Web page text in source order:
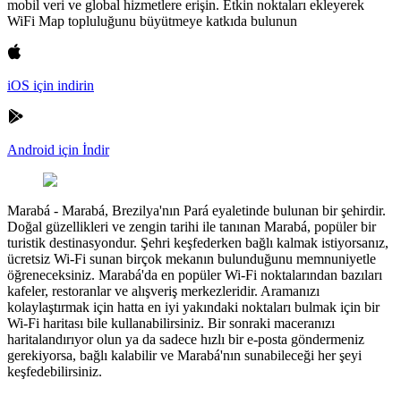
mobil veri ve global hizmetlere erişin. Etkin noktaları ekleyerek
WiFi Map topluluğunu büyütmeye katkıda bulunun
iOS için indirin
Android için İndir
Marabá - Marabá, Brezilya'nın Pará eyaletinde bulunan bir şehirdir.
Doğal güzellikleri ve zengin tarihi ile tanınan Marabá, popüler bir
turistik destinasyondur. Şehri keşfederken bağlı kalmak istiyorsanız,
ücretsiz Wi-Fi sunan birçok mekanın bulunduğunu memnuniyetle
öğreneceksiniz. Marabá'da en popüler Wi-Fi noktalarından bazıları
kafeler, restoranlar ve alışveriş merkezleridir. Aramanızı
kolaylaştırmak için hatta en iyi yakındaki noktaları bulmak için bir
Wi-Fi haritası bile kullanabilirsiniz. Bir sonraki maceranızı
haritalandırıyor olun ya da sadece hızlı bir e-posta göndermeniz
gerekiyorsa, bağlı kalabilir ve Marabá'nın sunabileceği her şeyi
keşfedebilirsiniz.